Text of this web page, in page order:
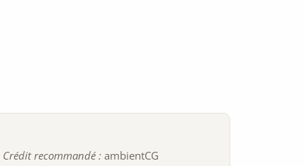
Crédit recommandé : ambientCG